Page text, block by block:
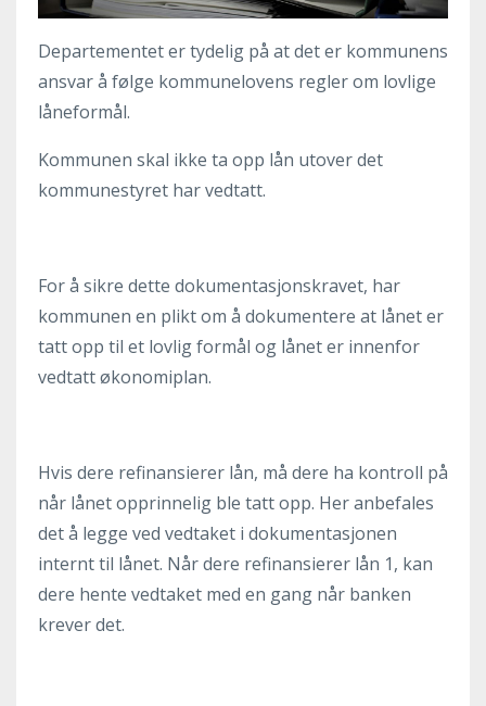
Departementet er tydelig på at det er kommunens
ansvar å følge kommunelovens regler om lovlige
låneformål.
Kommunen skal ikke ta opp lån utover det
kommunestyret har vedtatt.
For å sikre dette dokumentasjonskravet, har
kommunen en plikt om å dokumentere at lånet er
tatt opp til et lovlig formål og lånet er innenfor
vedtatt økonomiplan.
Hvis dere refinansierer lån, må dere ha kontroll på
når lånet opprinnelig ble tatt opp. Her anbefales
det å legge ved vedtaket i dokumentasjonen
internt til lånet. Når dere refinansierer lån 1, kan
dere hente vedtaket med en gang når banken
krever det.